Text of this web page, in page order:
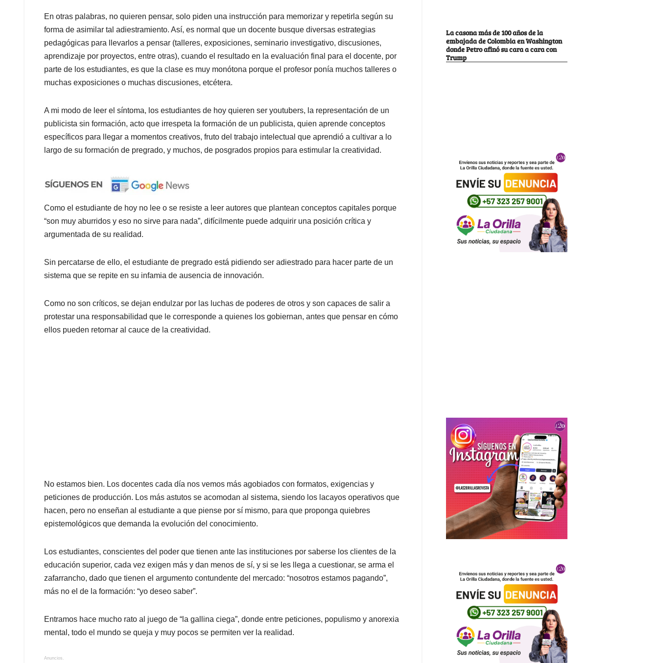
En otras palabras, no quieren pensar, solo piden una instrucción para memorizar y repetirla según su
forma de asimilar tal adiestramiento. Así, es normal que un docente busque diversas estrategias
pedagógicas para llevarlos a pensar (talleres, exposiciones, seminario investigativo, discusiones,
aprendizaje por proyectos, entre otras), cuando el resultado en la evaluación final para el docente, por
parte de los estudiantes, es que la clase es muy monótona porque el profesor ponía muchos talleres o
muchas exposiciones o muchas discusiones, etcétera.
A mi modo de leer el síntoma, los estudiantes de hoy quieren ser youtubers, la representación de un
publicista sin formación, acto que irrespeta la formación de un publicista, quien aprende conceptos
específicos para llegar a momentos creativos, fruto del trabajo intelectual que aprendió a cultivar a lo
largo de su formación de pregrado, y muchos, de posgrados propios para estimular la creatividad.
Como el estudiante de hoy no lee o se resiste a leer autores que plantean conceptos capitales porque
“son muy aburridos y eso no sirve para nada”, difícilmente puede adquirir una posición crítica y
argumentada de su realidad.
Sin percatarse de ello, el estudiante de pregrado está pidiendo ser adiestrado para hacer parte de un
sistema que se repite en su infamia de ausencia de innovación.
Como no son críticos, se dejan endulzar por las luchas de poderes de otros y son capaces de salir a
protestar una responsabilidad que le corresponde a quienes los gobiernan, antes que pensar en cómo
ellos pueden retornar al cauce de la creatividad.
No estamos bien. Los docentes cada día nos vemos más agobiados con formatos, exigencias y
peticiones de producción. Los más astutos se acomodan al sistema, siendo los lacayos operativos que
hacen, pero no enseñan al estudiante a que piense por sí mismo, para que proponga quiebres
epistemológicos que demanda la evolución del conocimiento.
Los estudiantes, conscientes del poder que tienen ante las instituciones por saberse los clientes de la
educación superior, cada vez exigen más y dan menos de sí, y si se les llega a cuestionar, se arma el
zafarrancho, dado que tienen el argumento contundente del mercado: “nosotros estamos pagando”,
más no el de la formación: “yo deseo saber”.
Entramos hace mucho rato al juego de “la gallina ciega”, donde entre peticiones, populismo y anorexia
mental, todo el mundo se queja y muy pocos se permiten ver la realidad.
Anuncios.
La casona más de 100 años de la
embajada de Colombia en Washington
donde Petro afinó su cara a cara con
Trump